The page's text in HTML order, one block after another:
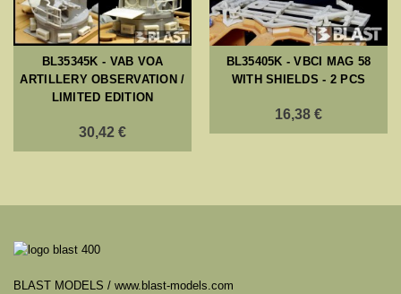
BL35345K - VAB VOA
ARTILLERY OBSERVATION /
LIMITED EDITION
30,42 €
BL35405K - VBCI MAG 58
WITH SHIELDS - 2 PCS
16,38 €
BLAST MODELS / www.blast-models.com